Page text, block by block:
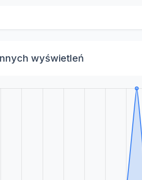
wyświetleń